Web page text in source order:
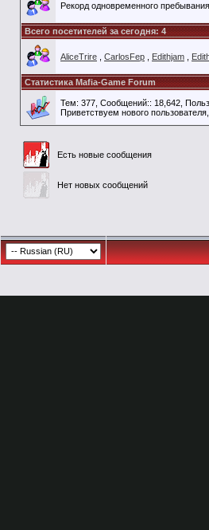
Рекорд одновременного
Всего посетителей за сегодня: 4
AliceTrire CarlosFep Edithjam
Статистика Mafia-Game Forum
Тем: 377, Сообщений:: 18,642,
Приветствуем нового пользователя,
Есть новые сообщения
Нет новых сообщений